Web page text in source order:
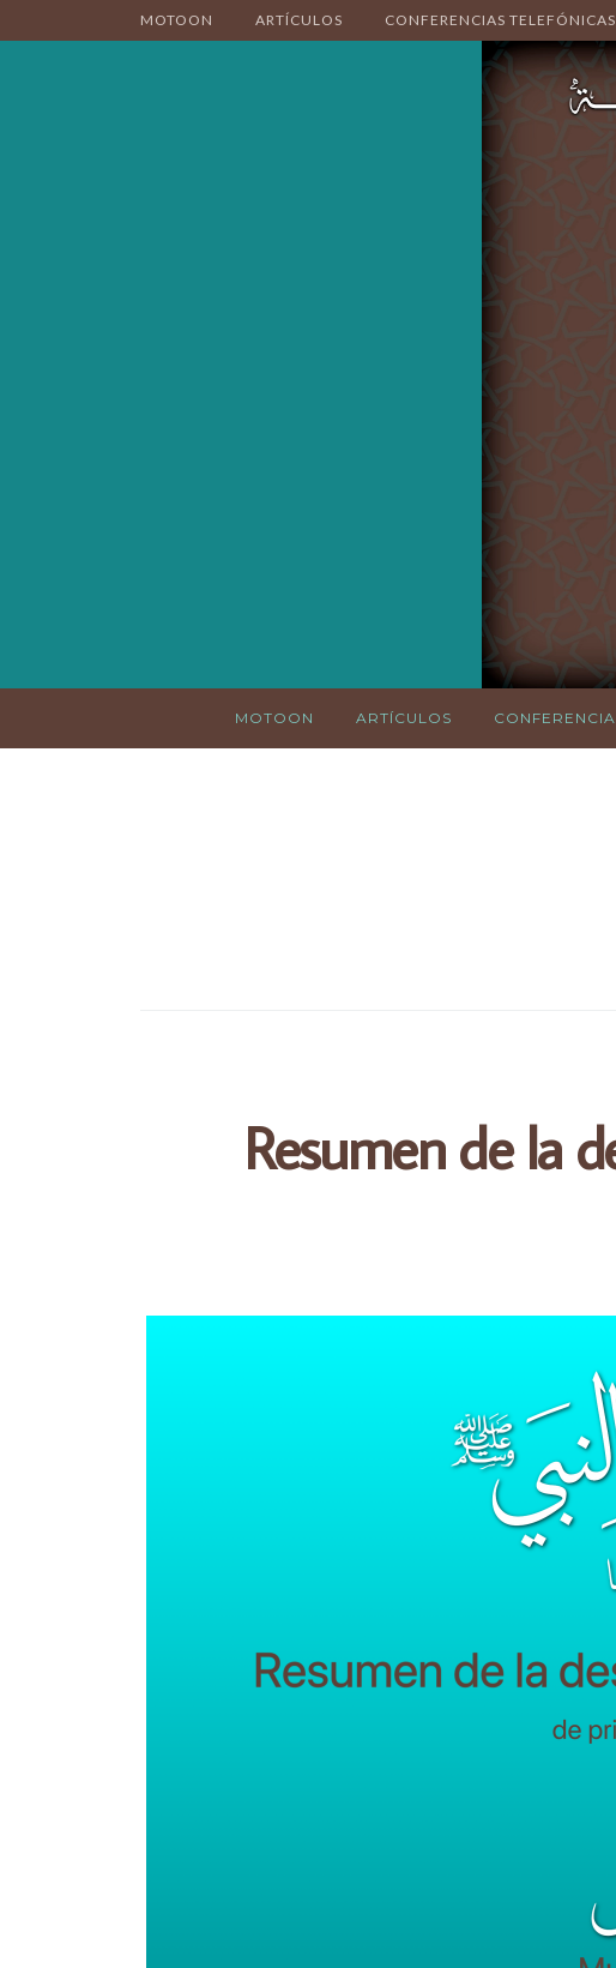
MOTOON ARTÍCULOS CONFERENCIAS TELEFÓNICAS
MOTOON ARTÍCULOS
Resumen de la